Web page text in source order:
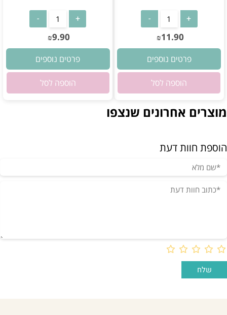
₪11.90
פרטים נוספים
הוספה לסל
₪9.90
פרטים נוספים
הוספה לסל
מוצרים אחרונים שנצפו
הוספת חוות דעת